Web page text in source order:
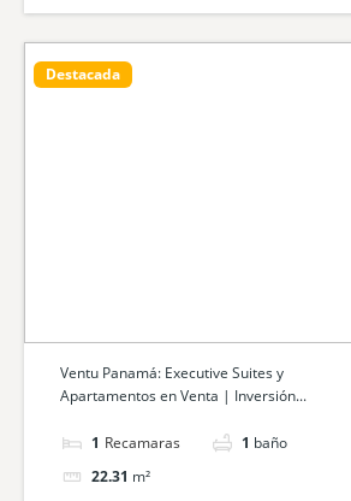
Destacada
Ventu Panamá: Executive Suites y
Apartamentos en Venta | Inversión...
1 cama 1 baño
22.31 m²